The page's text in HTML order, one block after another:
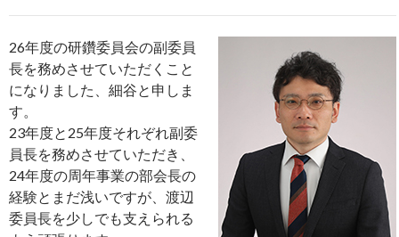
26年度の研鑽委員会の副委員
長を務めさせていただくこと
になりました、細谷と申しま
す。
23年度と25年度それぞれ副委
員長を務めさせていただき、
24年度の周年事業の部会長の
経験とまだ浅いですが、渡辺
委員長を少しでも支えられる